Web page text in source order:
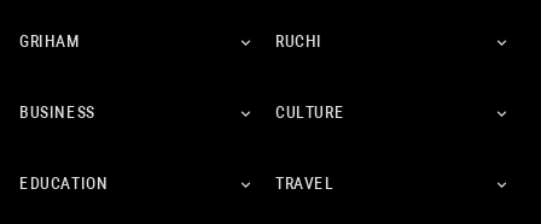
GRIHAM RUCHI
BUSINESS CULTURE
EDUCATION TRAVEL